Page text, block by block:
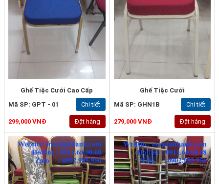
Ghế Tiệc Cưới Cao Cấp
Mã SP: GPT - 01
Chi tiết
299,000 VNĐ Đặt hàng
Ghế Tiệc Cưới
Mã SP: GHN1B
Chi tiết
279,000 VNĐ Đặt hàng